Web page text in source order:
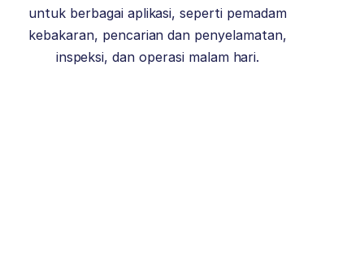
untuk berbagai aplikasi, seperti pemadam
kebakaran, pencarian dan penyelamatan,
inspeksi, dan operasi malam hari.